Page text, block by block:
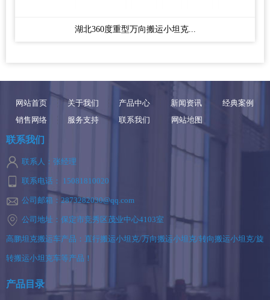
湖北360度重型万向搬运小坦克...
网站首页 关于我们 产品中心 新闻资讯
经典案例
销售网络
服务支持 联系我们 网站地图
联系我们
联系人：张经理
联系电话： 15081810020
公司邮箱：2873282030@qq.com
公司地址：保定市竞秀区茂业中心4103室
高鹏坦克搬运车产品：直行搬运小坦克/万向搬运小坦克/转向搬运小坦克/旋
转搬运小坦克车等产品！
产品目录